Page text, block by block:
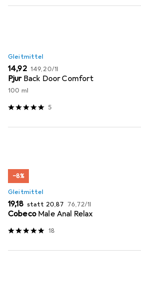
Gleitmittel
EUR
14,92 EUR
149,20/1l
Pjur Back Door Comfort
100 ml
5
−8%
Gleitmittel
EUR
19,18 statt EUR
20,87 EUR
76,72/1l
Cobeco Male Anal Relax
18